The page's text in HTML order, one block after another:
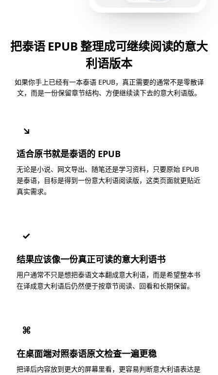
把泰语 EPUB 整理成可继续阅读的意大
利语版本
如果你手上已经有一本泰语 EPUB，真正需要的通常不是零散译
文，而是一份保留章节结构、方便继续读下去的意大利语版。
↘
适合原书就是泰语的 EPUB
无论是小说、网文导出、随笔还是学习资料，只要原始 EPUB
是泰语，目标是得到一份意大利语阅读版，这类页面就更贴近
真实需求。
✓
结果应该像一份真正可读的意大利语书
用户通常不只是想把泰语文本翻成意大利语，而是希望整本书
在译成意大利语后仍然便于按章节阅读、回看和长期保留。
⌘
在桌面端对照泰语原文检查一遍更稳
把译后内容放到更大的屏幕里看，更容易判断意大利语表达是